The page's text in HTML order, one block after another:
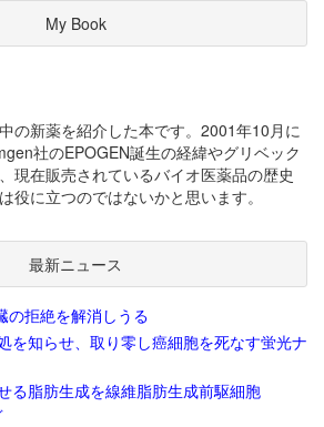
My Book
の新薬を紹介した本です。2001年10月に
社のEPOGEN誕生の経緯やグリベック
現在販売されているバイオ医薬品の歴史
役に立つのではないかと思います。
最新ニュース
の拒絶を解消しうる
を知らせ、取り零し癌細胞を死なす蛍光ナ
る脂肪生成を線維脂肪生成前駆細胞